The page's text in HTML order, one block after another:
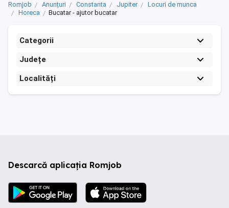
Romjob Anunțuri Constanta Jupiter
Locuri de munca
Horeca
Bucatar - ajutor bucatar
Categorii
Județe
Localități
Descarcă aplicația Romjob